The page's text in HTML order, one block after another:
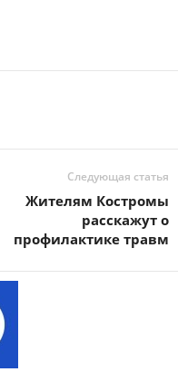
Следующая статья
Жителям Костромы
расскажут о
профилактике травм